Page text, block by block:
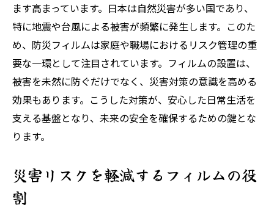
災害リスクを考慮したフィルムの取り入れ
方
未来の安全・安心の為に飛散防止フィルムが果
たす役割とその価値
飛散防止フィルムの基本的な役割
安全・安心を高めるフィルムの具体的価値
未来の安全に必要な飛散防止フィルムの選
ます高まっています。日本は自然災害が多い国であり、
特に地震や台風による被害が頻繁に発生します。このた
め、防災フィルムは家庭や職場におけるリスク管理の重
要な一環として注目されています。フィルムの設置は、
被害を未然に防ぐだけでなく、災害対策の意識を高める
効果もあります。こうした対策が、安心した日常生活を
支える基盤となり、未来の安全を確保するための鍵とな
ります。
災害リスクを軽減するフィルムの役
割